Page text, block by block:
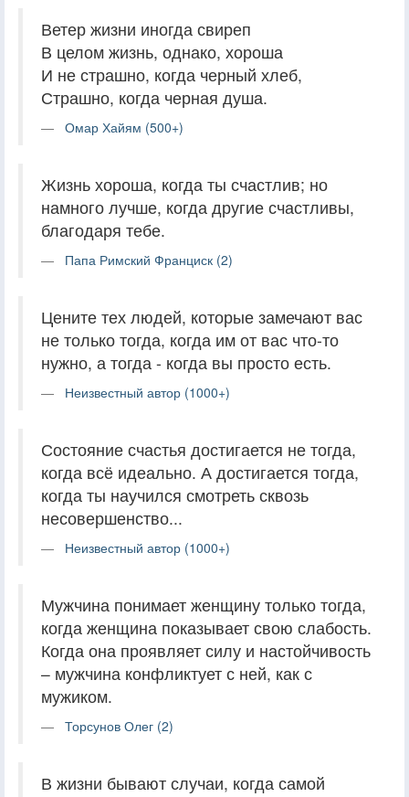
Ветер жизни иногда свиреп
В целом жизнь, однако, хороша
И не страшно, когда черный хлеб,
Страшно, когда черная душа.
Омар Хайям (500+)
Жизнь хороша, когда ты счастлив; но
намного лучше, когда другие счастливы,
благодаря тебе.
Папа Римский Франциск (2)
Цените тех людей, которые замечают вас
не только тогда, когда им от вас что-то
нужно, а тогда - когда вы просто есть.
Неизвестный автор (1000+)
Состояние счастья достигается не тогда,
когда всё идеально. А достигается тогда,
когда ты научился смотреть сквозь
несовершенство...
Неизвестный автор (1000+)
Мужчина понимает женщину только тогда,
когда женщина показывает свою слабость.
Когда она проявляет силу и настойчивость
– мужчина конфликтует с ней, как с
мужиком.
Торсунов Олег (2)
В жизни бывают случаи, когда самой